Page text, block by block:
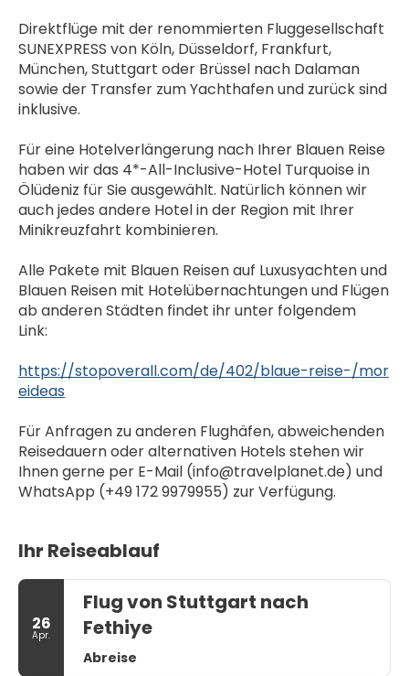
Direktflüge mit der renommierten Fluggesellschaft
SUNEXPRESS von Köln, Düsseldorf, Frankfurt,
München, Stuttgart oder Brüssel nach Dalaman
sowie der Transfer zum Yachthafen und zurück sind
inklusive.
Für eine Hotelverlängerung nach Ihrer Blauen Reise
haben wir das 4*-All-Inclusive-Hotel Turquoise in
Ölüdeniz für Sie ausgewählt. Natürlich können wir
auch jedes andere Hotel in der Region mit Ihrer
Minikreuzfahrt kombinieren.
Alle Pakete mit Blauen Reisen auf Luxusyachten und
Blauen Reisen mit Hotelübernachtungen und Flügen
ab anderen Städten findet ihr unter folgendem
Link:
https://stopoverall.com/de/402/blaue-reise-/mor
eideas
Für Anfragen zu anderen Flughäfen, abweichenden
Reisedauern oder alternativen Hotels stehen wir
Ihnen gerne per E-Mail (info@travelplanet.de) und
WhatsApp (+49 172 9979955) zur Verfügung.
Ihr Reiseablauf
26
Apr.
Flug von Stuttgart nach
Fethiye
Abreise